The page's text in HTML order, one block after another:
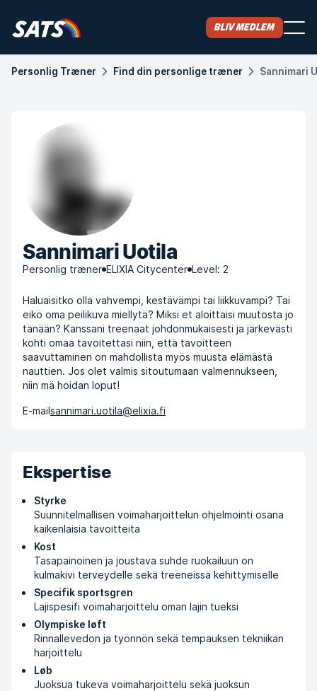
Bliv medlem
Personlig Træner Find din personlige træner Sannimari
Sannimari Uotila
Personlig træner ELIXIA Citycenter Level: 2
Haluaisitko olla vahvempi, kestävämpi tai liikkuvampi? Tai
eikö oma peilikuva miellytä? Miksi et aloittaisi muutosta jo
tänään? Kanssani treenaat johdonmukaisesti ja järkevästi
kohti omaa tavoitettasi niin, että tavoitteen
saavuttaminen on mahdollista myös muusta elämästä
nauttien. Jos olet valmis sitoutumaan valmennukseen,
niin mä hoidan loput!
E-mailsannimari.uotila@elixia.fi
Ekspertise
Styrke
Suunnitelmallisen voimaharjoittelun ohjelmointi osana
kaikenlaisia tavoitteita
Kost
Tasapainoinen ja joustava suhde ruokailuun on
kulmakivi terveydelle sekä treeneissä kehittymiselle
Specifik sportsgren
Lajispesifi voimaharjoittelu oman lajin tueksi
Olympiske løft
Rinnallevedon ja työnnön sekä tempauksen tekniikan
harjoittelu
Løb
Juoksua tukeva voimaharjoittelu sekä juoksun